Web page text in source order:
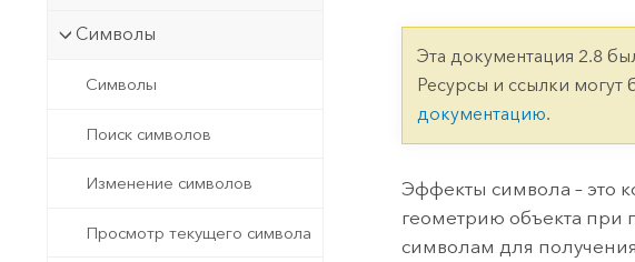
ГИС и картографии
Технология Developer
пространственного анализа
Природные ресурсы
Все отрасли
Символы
Символы
Поиск символов
Изменение символов
Просмотр текущего символа
Эта документация 2.8
Ресурсы и ссылки
документацию.
Эффекты символа – это
геометрию объекта
символам для